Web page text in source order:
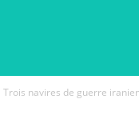
Trois navires de guerre